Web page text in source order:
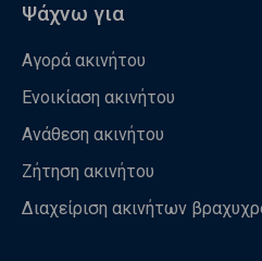
Ψάχνω για
Αγορά ακινήτου
Ενοικίαση ακινήτου
Ανάθεση ακινήτου
Ζήτηση ακινήτου
Διαχείριση ακινήτων